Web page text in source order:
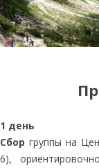
1 день
Сбор группы на
6),